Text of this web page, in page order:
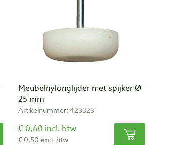
Meubelnylonglijder met spijker Ø
25 mm
Artikelnummer: 423323
€ 0,60 incl. btw
€ 0,50 excl. btw